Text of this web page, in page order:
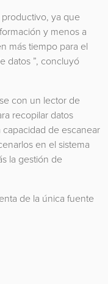
ya que
y menos a
más tiempo para el
datos ”, concluyó
con un lector de
recopilar datos
capacidad de escanear
en el sistema
la gestión de
de la única fuente